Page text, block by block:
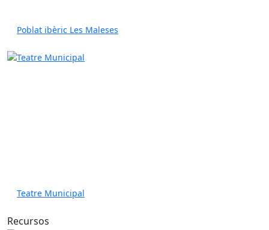
Poblat ibèric Les Maleses
Teatre Municipal
Recursos